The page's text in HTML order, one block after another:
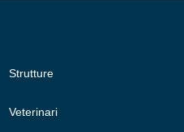
Strutture
Veterinari